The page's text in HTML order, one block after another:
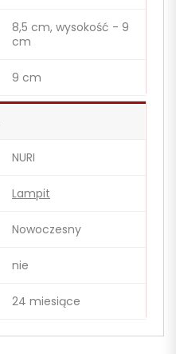
8,5 cm, wysokość - 9
cm
9 cm
NURI
Lampit
Nowoczesny
nie
24 miesiące